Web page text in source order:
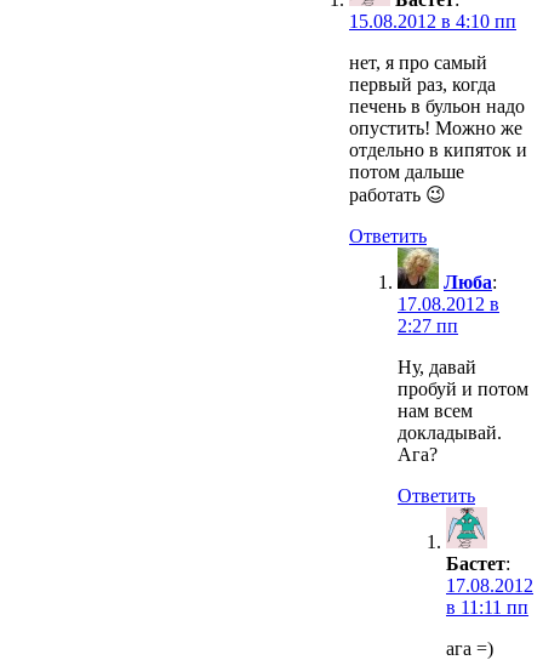
15.08.2012 в 4:10 пп
нет, я про самый
первый раз, когда
печень в бульон надо
опустить! Можно же
отдельно в кипяток и
потом дальше
работать 😉
Ответить
Люба:
17.08.2012 в
2:27 пп
Ну, давай
пробуй и потом
нам всем
докладывай.
Ага?
Ответить
Бастет:
17.08.2012
в 11:11 пп
ага =)